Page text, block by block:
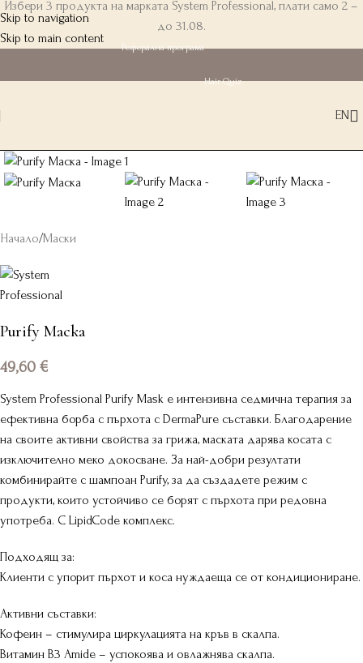
Skip to navigation
Skip to main content
Избери 3 продукта на марката System Professional, плати само 2 –
до 31.08.
Реферална програма
Hair Quiz
EN
Начало/Маски
Purify Маска
49,60 €
System Professional Purify Mask е интензивна седмична терапия за
ефективна борба с пърхота с DermaPure съставки. Благодарение
на своите активни свойства за грижа, маската дарява косата с
изключително меко докосване. За най-добри резултати
комбинирайте с шампоан Purify, за да създадете режим с
продукти, които устойчиво се борят с пърхота при редовна
употреба. С LipidCode комплекс.
Подходящ за:
Клиенти с упорит пърхот и коса нуждаеща се от кондициониране.
Активни съставки:
Кофеин – стимулира циркулацията на кръв в скалпа.
Витамин B3 Amide – успокоява и овлажнява скалпа.